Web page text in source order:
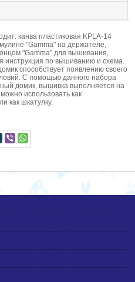
канва пластиковая KPLA-14
"Gamma" на держателе,
"Gamma" для вышивания,
инструкция по вышиванию и схема.
способствует появлению своего
С помощью данного набора
домик, вышивка выполняется на
использовать как
как шкатулку.